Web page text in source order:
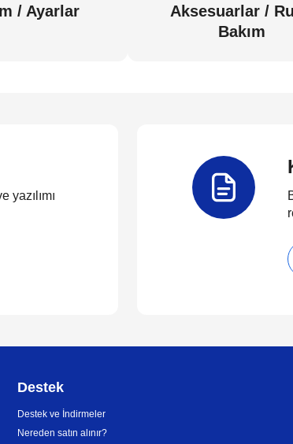
/ Ayarlar
Aksesuarlar /
Bakım
Destek
Destek ve İndirmeler
Nereden satın alınır?